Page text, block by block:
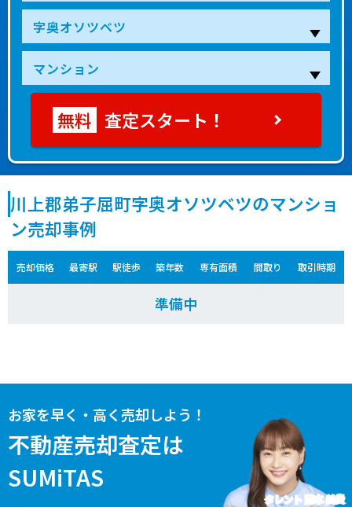
査定スタート！
川上郡弟子屈町字奥オソツベツのマンショ
ン売却事例
売却価格 最寄駅 駅徒歩 築年数 専有面積 間取り 取引時期
準備中
お家を早く・高く売却しよう！
不動産売却査定は
SUMiTAS
タレント 藤本 美貴